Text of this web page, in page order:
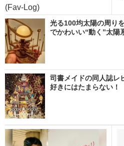
(Fav-Log)
光る100均太陽の周
でかわいい“動く”太陽
司書メイドの同人誌レ
好きにはたまらない